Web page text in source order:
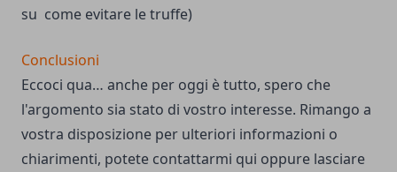
su come evitare le truffe)
Conclusioni
Eccoci qua… anche per oggi è tutto, spero che
l'argomento sia stato di vostro interesse. Rimango a
vostra disposizione per ulteriori informazioni o
chiarimenti, potete contattarmi qui oppure lasciare